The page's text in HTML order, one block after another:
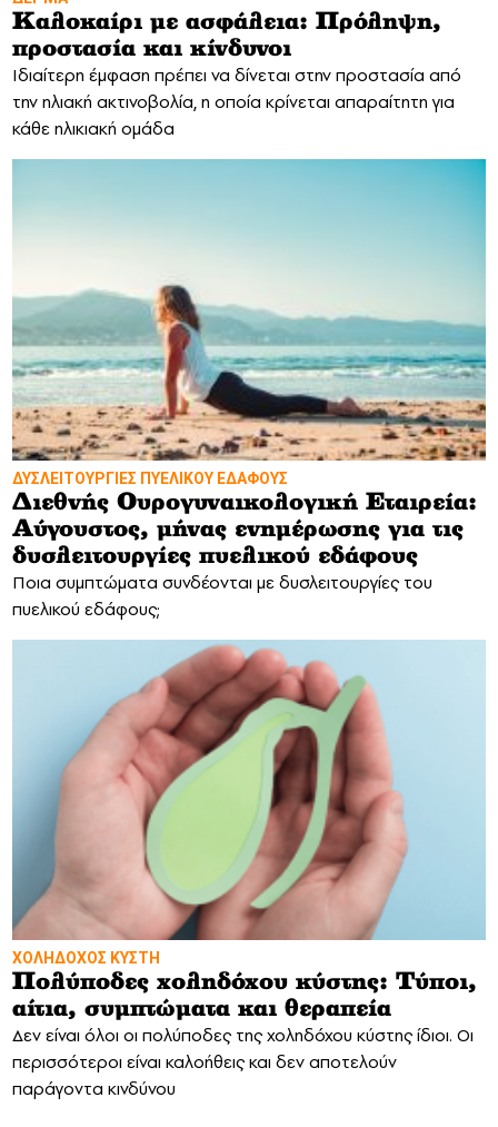
Καλοκαίρι με ασφάλεια: Πρόληψη,
προστασία και κίνδυνοι
Ιδιαίτερη έμφαση πρέπει να δίνεται στην προστασία από
την ηλιακή ακτινοβολία, η οποία κρίνεται απαραίτητη για
κάθε ηλικιακή ομάδα
ΔΥΣΛΕΙΤΟΥΡΓΙΕΣ ΠΥΕΛΙΚΟΥ ΕΔΑΦΟΥΣ
Διεθνής Ουρογυναικολογική Εταιρεία:
Αύγουστος, μήνας ενημέρωσης για τις
δυσλειτουργίες πυελικού εδάφους
Ποια συμπτώματα συνδέονται με δυσλειτουργίες του
πυελικού εδάφους;
ΧΟΛΗΔΟΧΟΣ ΚΥΣΤΗ
Πολύποδες χοληδόχου κύστης: Τύποι,
αίτια, συμπτώματα και θεραπεία
Δεν είναι όλοι οι πολύποδες της χοληδόχου κύστης ίδιοι. Οι
περισσότεροι είναι καλοήθεις και δεν αποτελούν
παράγοντα κινδύνου